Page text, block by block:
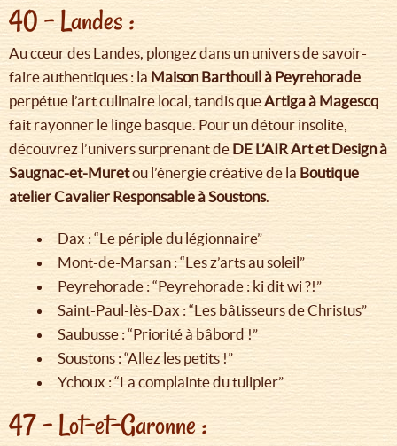
40 - Landes :
Au cœur des Landes, plongez dans un univers de savoir-
faire authentiques : la Maison Barthouil à Peyrehorade
perpétue l’art culinaire local, tandis queArtiga à Magescq
fait rayonner le linge basque. Pour un détour insolite,
découvrez l’univers surprenant de DE L’AIR Art et Design à
Saugnac-et-Muretou l’énergie créative de la Boutique
atelier Cavalier Responsable à Soustons.
Dax : “Le périple du légionnaire”
Mont-de-Marsan : “Les z’arts au soleil”
Peyrehorade : “Peyrehorade : ki dit wi ?!”
Saint-Paul-lès-Dax : “Les bâtisseurs de Christus”
Saubusse : “Priorité à bâbord !”
Soustons : “Allez les petits !”
Ychoux : “La complainte du tulipier”
47 – Lot-et-Garonne :